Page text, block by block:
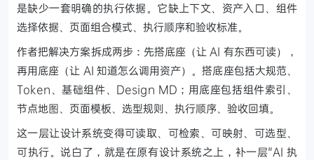
是缺少一套明确的执行依据。它缺上下文、资产入口、组件
选择依据、页面组合模式、执行顺序和验收标准。
作者把解决方案拆成两步：先搭底座（让 AI 有东西可读），
再用底座（让 AI 知道怎么调用资产）。搭底座包括大规范、
Token、基础组件、Design MD；用底座包括组件索引、
节点地图、页面模板、选型规则、执行顺序、验收回填。
这一层让设计系统变得可读取、可检索、可映射、可选型、
可执行。说白了，就是在原有设计系统之上，补一层"AI 执